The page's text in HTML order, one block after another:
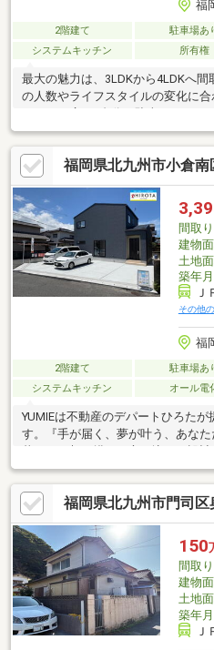
福
2階建て 駐車場あ
システムキッチン
所有権
最大の魅力は、3LDKから4LDKへ
の人数やライフスタイルの変化に合
さらに、広々3台分の駐車スペース
も付いており、戸建ならではのゆ
世代にも大変おすすめの物件です
現地でご体感ください☆建物状況
り)☆※専任業者あり【当社自慢の
在籍スタッフはリフォーム、ロー
件購入+リフォーム費用もまとめて
ながら、ご自宅の売却が並行して行
福岡県北九州市小倉
間取り
建物
土地
築年月
Ｊ
その他
福
2階建て 駐車場あ
システムキッチン
オール電
YUMIEは不動産のデパートひろた
す。『手が届く、夢が叶う、あな
が手掛けたオンリーワン企画・建
るコンセプトで創った独自の邸宅
的な収納が、すっきりした毎日をサ
線設計で、家族との時間をより豊
る先進スペック・ZEH水準の断熱
気密性を実現・家中の水が浄水さ
準採用
福岡県北九州市門司
150
間取り
建物
土地
築年月